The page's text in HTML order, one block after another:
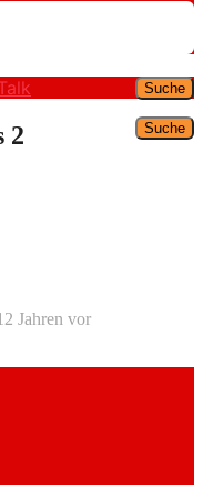
Suche
Suche
2
Jahren vor